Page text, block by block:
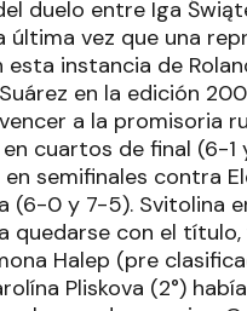
duelo entre Iga
última vez que una
esta instancia de
en la edición
a la promisoria
cuartos de final (6-1
semifinales contra
(6-0 y 7-5). Svitolina
quedarse con el título,
Halep (pre
Pliskova (2°)